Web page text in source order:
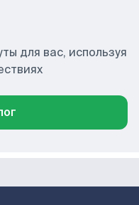
для вас, используя